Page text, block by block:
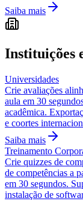
Saiba mais
Instituições
Universidades
Crie avaliações
aula em 30
acadêmica.
e coortes
Saiba mais
Treinamento
Crie quizzes de
de competências a
em 30 segundos.
instalação de